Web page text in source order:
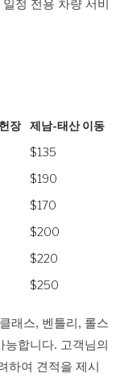
정 전용 차량 서비
장
제남-태산 이동
장 제남-태산 이동
$135
$190
$170
$200
$220
$250
래스, 벤틀리, 롤스
능합니다. 고객님의
하여 견적을 제시